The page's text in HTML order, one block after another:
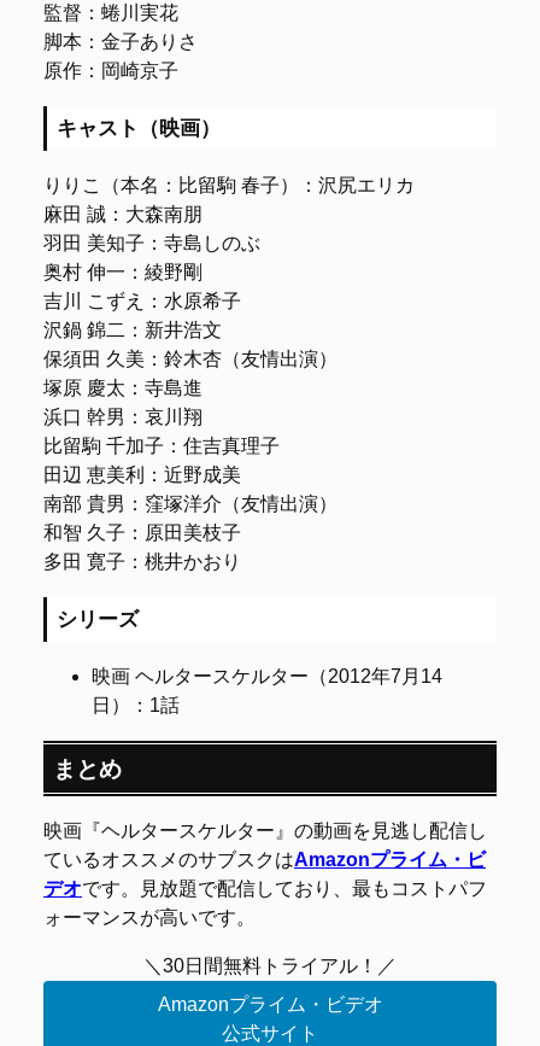
監督：蜷川実花
脚本：金子ありさ
原作：岡崎京子
キャスト（映画）
りりこ（本名：比留駒 春子）：沢尻エリカ
麻田 誠：大森南朋
羽田 美知子：寺島しのぶ
奥村 伸一：綾野剛
吉川 こずえ：水原希子
沢鍋 錦二：新井浩文
保須田 久美：鈴木杏（友情出演）
塚原 慶太：寺島進
浜口 幹男：哀川翔
比留駒 千加子：住吉真理子
田辺 恵美利：近野成美
南部 貴男：窪塚洋介（友情出演）
和智 久子：原田美枝子
多田 寛子：桃井かおり
シリーズ
映画 ヘルタースケルター（2012年7月14
日）：1話
まとめ
映画『ヘルタースケルター』の動画を見逃し配信し
ているオススメのサブスクはAmazonプライム・ビ
デオです。見放題で配信しており、最もコストパフ
ォーマンスが高いです。
＼30日間無料トライアル！／
Amazonプライム・ビデオ
公式サイト